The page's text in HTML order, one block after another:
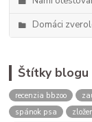
Domáci
Štítky blogu
recenzia bbzoo
spánok psa